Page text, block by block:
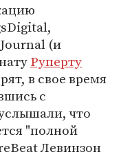
(и
Руперту
в свое время
с
что
"полной
Левинзон